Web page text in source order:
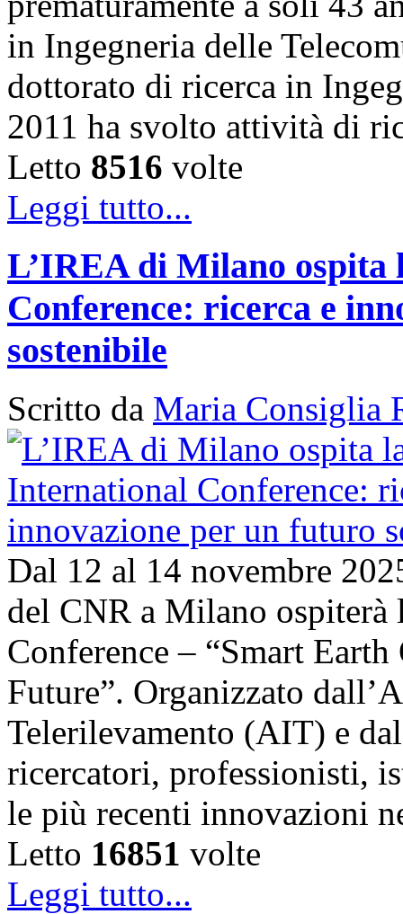
in Ingegneria delle
dottorato di ricerca in
2011 ha svolto attività di
Letto 8516 volte
Leggi tutto...
L’IREA di Milano
Conference: ricerca e
sostenibile
Scritto da Maria Consiglia
Dal 12 al 14 novembre
del CNR a Milano
Conference – “Smart
Future”. Organizzato
Telerilevamento (AIT) e
ricercatori, professionisti,
le più recenti innovazioni
Letto 16851 volte
Leggi tutto...